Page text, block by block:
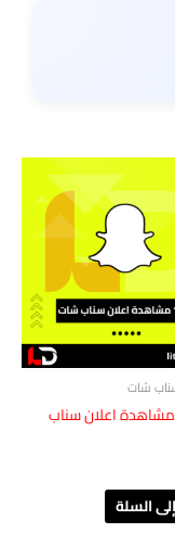
شات
مشاهدة اعلان سناب
السلة